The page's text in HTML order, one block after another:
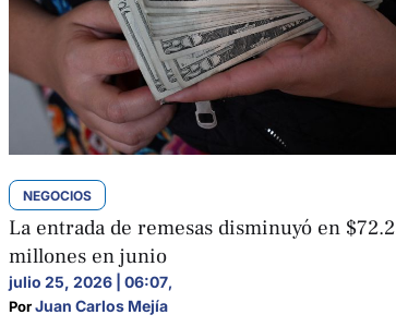
NEGOCIOS
La entrada de remesas disminuyó en $72.2
millones en junio
julio 25, 2026 | 06:07,
Por Juan Carlos Mejía